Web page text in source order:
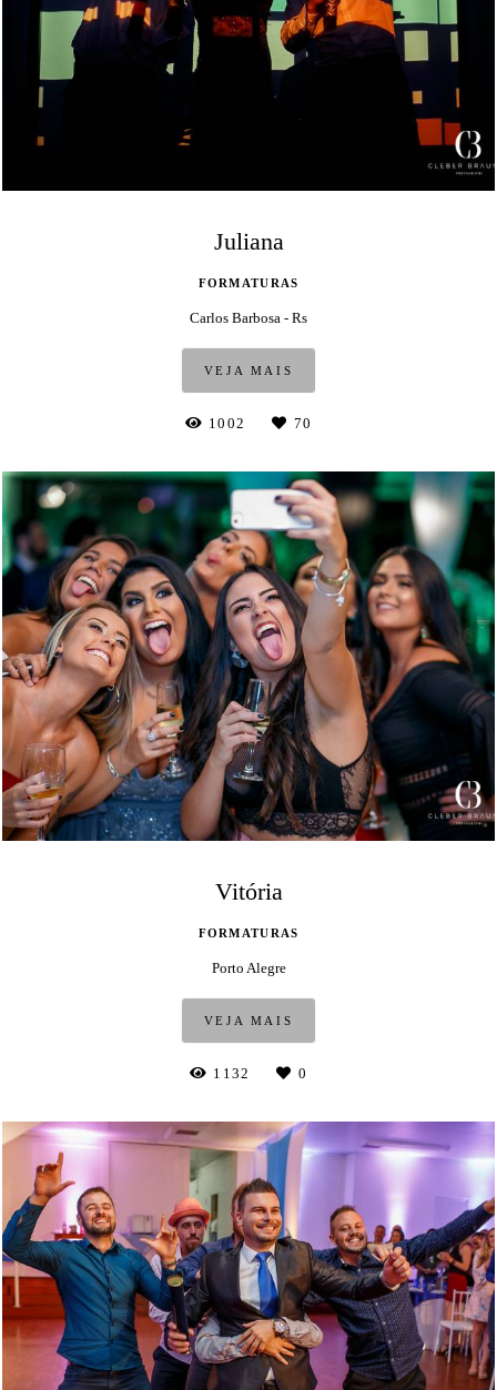
Juliana
FORMATURAS
Carlos Barbosa - Rs
VEJA MAIS
1002 70
Vitória
FORMATURAS
Porto Alegre
VEJA MAIS
1132 0